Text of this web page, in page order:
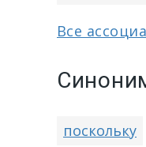
Все
поскольку